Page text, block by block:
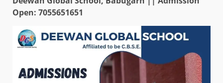
Open: 7055651651